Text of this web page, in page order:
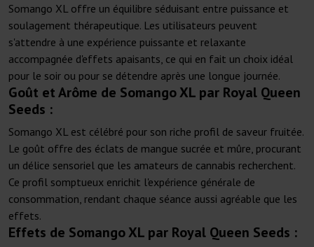
Somango XL offre un équilibre séduisant entre puissance et
soulagement thérapeutique. Les utilisateurs peuvent
s'attendre à une expérience puissante et relaxante
accompagnée d'effets apaisants, ce qui en fait un choix idéal
pour le soir ou pour se détendre après une longue journée.
Goût et Arôme de Somango XL par Royal Queen
Seeds :
Somango XL est célébré pour son riche profil de saveur fruitée.
Le goût offre des éclats de mangue sucrée et mûre, procurant
un délice sensoriel que les amateurs de cannabis recherchent.
Ce profil somptueux enrichit l'expérience générale de
consommation, rendant chaque séance aussi agréable que les
effets.
Effets de Somango XL par Royal Queen Seeds :